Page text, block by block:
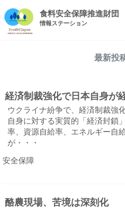
食料安全保障推進財団
情報ステーション
最新投
経済制裁強化で日本自身が
ウクライナ紛争で、経済制裁強
自身に対する実質的「経済封鎖
率、資源自給率、エネルギー自
が・・・
安全保障
酪農現場、苦境は深刻化